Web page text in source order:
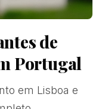
de
Portugal
em Lisboa e